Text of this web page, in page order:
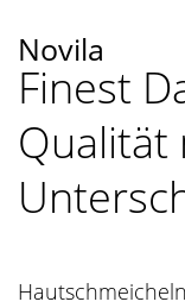
Novila
Finest
Qualität